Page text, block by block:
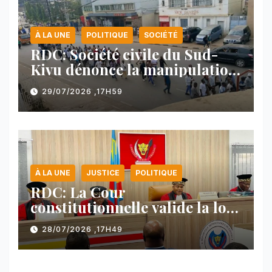
À LA UNE POLITIQUE SOCIÉTÉ
RDC: Société civile du Sud-
Kivu dénonce la manipulation
des manifestations par
l’AFC/M23
29/07/2026 ,17H59
À LA UNE JUSTICE POLITIQUE
RDC: La Cour
constitutionnelle valide la loi
référendaire sous réserves de
plusieurs dispositions
28/07/2026 ,17H49